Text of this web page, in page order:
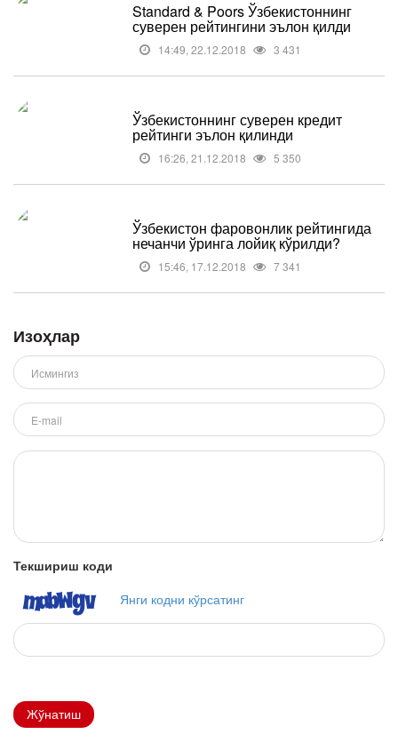
Standard & Poors Ўзбекистоннинг
суверен рейтингини эълон қилди
14:49, 22.12.2018 3 431
Ўзбекистоннинг суверен кредит
рейтинги эълон қилинди
16:26, 21.12.2018 5 350
Ўзбекистон фаровонлик рейтингида
нечанчи ўринга лойиқ кўрилди?
15:46, 17.12.2018 7 341
Изоҳлар
Текшириш коди
Янги кодни кўрсатинг
Жўнатиш